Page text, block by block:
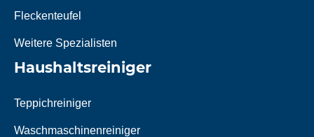
Fleckenteufel
Weitere Spezialisten
Haushaltsreiniger
Teppichreiniger
Waschmaschinenreiniger